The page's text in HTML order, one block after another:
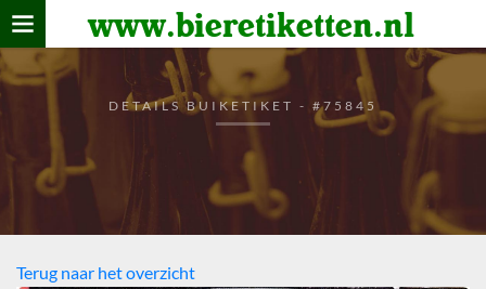
www.bieretiketten.nl
Home
verzamelen
De bierkaart
Bezoekers
DETAILS BUIKETIKET - #75845
Terug naar het overzicht